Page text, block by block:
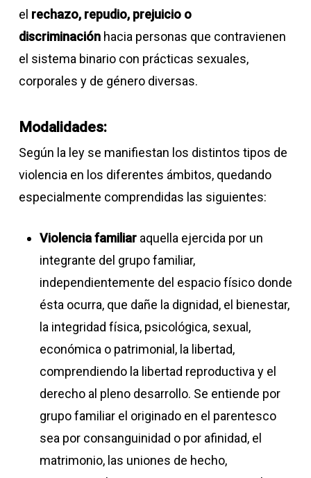
el rechazo, repudio, prejuicio o
discriminaciónhacia personas que contravienen
el sistema binario con prácticas sexuales,
corporales y de género diversas.
Modalidades:
Según la ley se manifiestan los distintos tipos de
violencia en los diferentes ámbitos, quedando
especialmente comprendidas las siguientes:
Violencia familiaraquella ejercida por un
integrante del grupo familiar,
independientemente del espacio físico donde
ésta ocurra, que dañe la dignidad, el bienestar,
la integridad física, psicológica, sexual,
económica o patrimonial, la libertad,
comprendiendo la libertad reproductiva y el
derecho al pleno desarrollo. Se entiende por
grupo familiar el originado en el parentesco
sea por consanguinidad o por afinidad, el
matrimonio, las uniones de hecho,